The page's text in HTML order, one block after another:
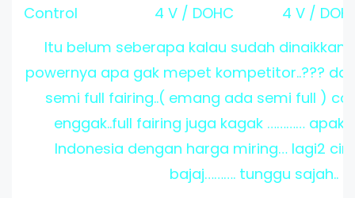
Control 4 V / DOHC
4 V /
Itu belum seberapa kalau sudah dinaikkan
powernya apa gak mepet kompetitor..???
semi full fairing..( emang ada semi full )
enggak..full fairing juga kagak …………
Indonesia dengan harga miring… lagi2 ciri
bajaj………. tunggu sajah..